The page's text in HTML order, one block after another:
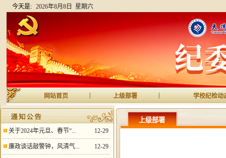
今天是: 2026年8月8日 星期六
网站首页 上级部署 学校纪检动
关于2024年元旦、春节“... 12-29
廉政谈话敲警钟，风清气... 12-29
上级部署